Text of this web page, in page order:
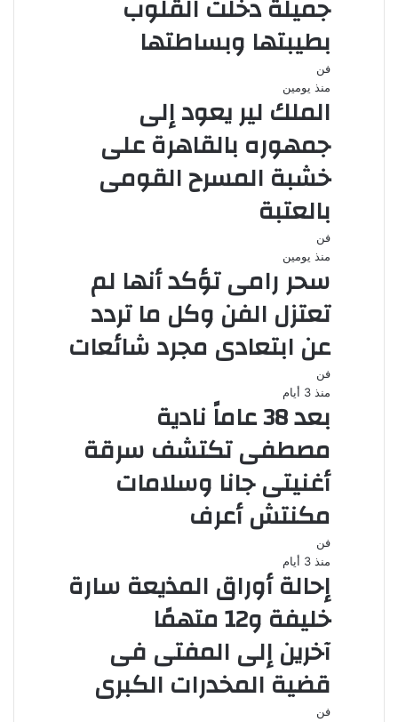
جميلة دخلت القلوب
بطيبتها وبساطتها
فن
منذ يومين
الملك لير يعود إلى
جمهوره بالقاهرة على
خشبة المسرح القومى
بالعتبة
فن
منذ يومين
سحر رامى تؤكد أنها لم
تعتزل الفن وكل ما تردد
عن ابتعادى مجرد شائعات
فن
منذ 3 أيام
بعد 38 عاماً نادية
مصطفى تكتشف سرقة
أغنيتى جانا وسلامات
مكنتش أعرف
فن
منذ 3 أيام
إحالة أوراق المذيعة سارة
خليفة و12 متهمًا
آخرين إلى المفتى فى
قضية المخدرات الكبرى
فن